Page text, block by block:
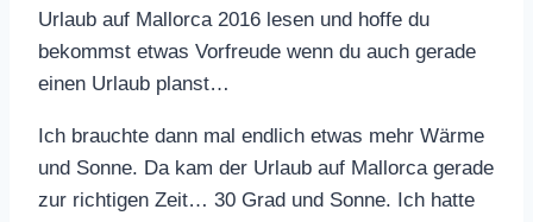
Urlaub auf Mallorca 2016 lesen und hoffe du
bekommst etwas Vorfreude wenn du auch gerade
einen Urlaub planst…
Ich brauchte dann mal endlich etwas mehr Wärme
und Sonne. Da kam der Urlaub auf Mallorca gerade
zur richtigen Zeit… 30 Grad und Sonne. Ich hatte